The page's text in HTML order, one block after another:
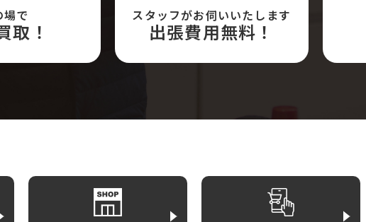
場で
取！
スタッフがお伺いいたします
出張費用無料！